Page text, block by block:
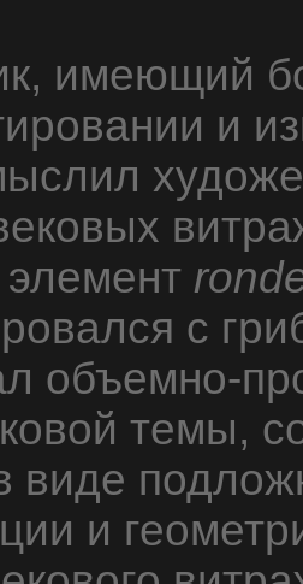
имеющий
и
с
объемно-
темы,
виде
и